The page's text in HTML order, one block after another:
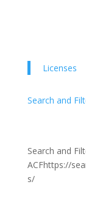
Licenses
Search and
Search and
ACFhttps://
s/